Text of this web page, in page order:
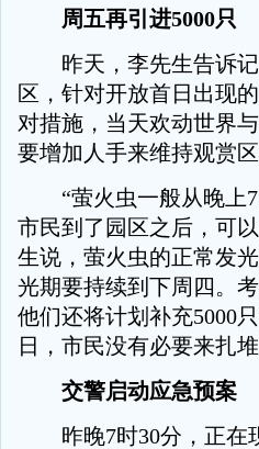
周五再引进5000只
昨天，李先生告诉记
区，针对开放首日出现
对措施，当天欢动世界
要增加人手来维持观赏
“萤火虫一般从晚上7
市民到了园区之后，可
生说，萤火虫的正常发
光期要持续到下周四。
他们还将计划补充5000
日，市民没有必要来扎
交警启动应急预案
昨晚7时30分，正在